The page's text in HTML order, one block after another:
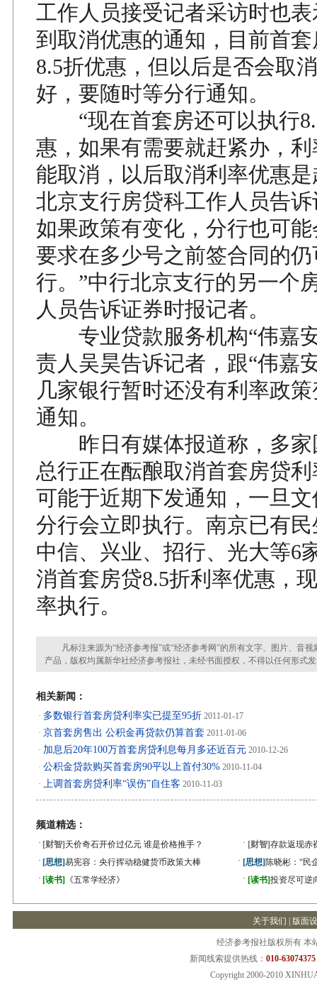
工作人员接受记者采访时也
到取消优惠的通知，目前首
8.5折优惠，但以后是否会取
好，要随时等分行通知。
“现在首套房还可以执行
惠，如果有需要就赶紧办，
能取消，以后取消利率优惠
北京支行房贷科工作人员告
如果政策有变化，分行也可
要求在多少号之前签合同的仍
行。”中行北京支行的另一个
人员告诉证券时报记者。
专业贷款服务机构“伟嘉
责人吴昊告诉记者，跟“伟嘉
几家银行暂时还没有利率政
通知。
昨日有媒体报道称，多家
总行正在酝酿取消首套房贷
可能于近期下发通知，一旦
分行会立即执行。南京已有
中信、兴业、招行、光大等6
消首套房贷8.5折利率优惠，
率执行。
凡标注来源为“经济参考报”或“经济参考网”的所有文字、图片、音视
产品，版权均属新华社经济参考报社，未经书面授权，不得以任何形式
相关新闻：
· 多数银行首套房贷利率实已提至95折 2011-01-17
· 京首套房售出 公积金再贷款仍算首套 2011-01-06
· 加息后20年100万首套房贷利息每月多还近百元 2010-12-26
· 公积金贷款购买首套房90平以上首付30% 2010-11-04
· 上调首套房贷利率“误伤”自住客 2010-11-03
频道精选：
· [财智] 天价奇石开价过亿元 谁是价格推手？ · [财智]存款返现赤
· [思想]易宪容：央行挥动稳健货币政策大棒 · [思想] 陈晓彬：“民
· [读书] 《五常学经济》 · [读书]投资尽可逆
关于我们 | 版面
经济参考报社版权所有 本
新闻线索提供热线： 010-
Copyright 2000-2010